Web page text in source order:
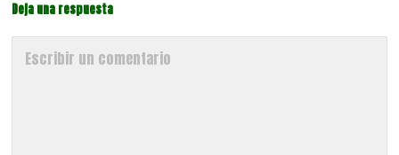
Deja una respuesta